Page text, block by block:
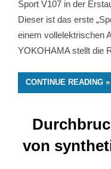
Sport V107 in der
Dieser ist das erste
einem vollelektrischen
YOKOHAMA stellt die
CONTINUE READING
von